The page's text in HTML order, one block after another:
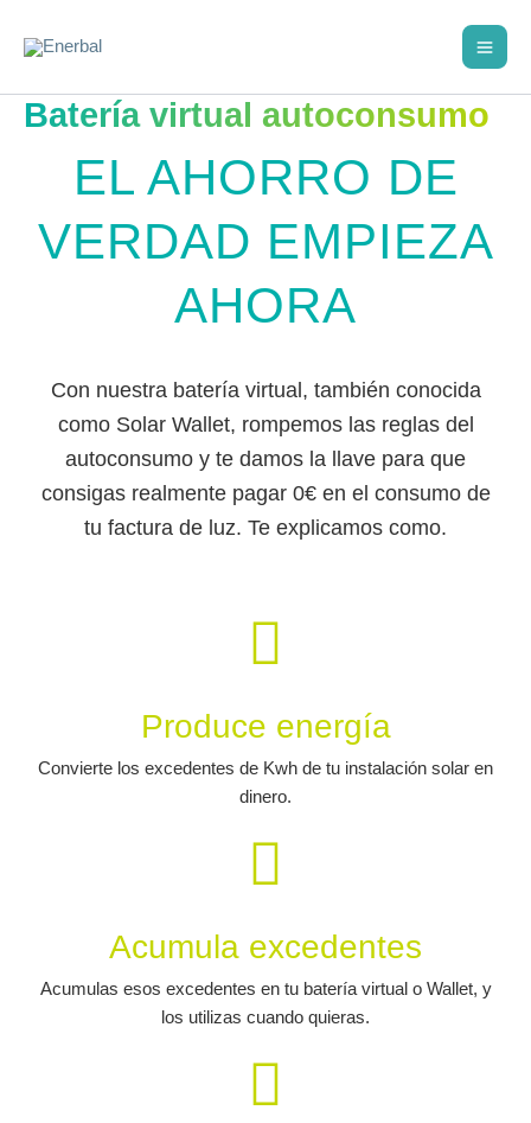
Batería virtual autoconsumo
EL AHORRO DE
VERDAD EMPIEZA
AHORA
Con nuestra batería virtual, también conocida
como Solar Wallet, rompemos las reglas del
autoconsumo y te damos la llave para que
consigas realmente pagar 0€ en el consumo de
tu factura de luz. Te explicamos como.
Produce energía
Convierte los excedentes de Kwh de tu instalación solar en
dinero.
Acumula excedentes
Acumulas esos excedentes en tu batería virtual o Wallet, y
los utilizas cuando quieras.